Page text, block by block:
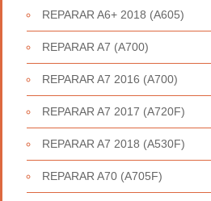
REPARAR A6+ 2018 (A605)
REPARAR A7 (A700)
REPARAR A7 2016 (A700)
REPARAR A7 2017 (A720F)
REPARAR A7 2018 (A530F)
REPARAR A70 (A705F)